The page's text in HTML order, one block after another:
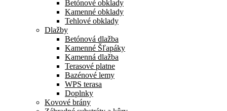
Betónové obklady
Kamenné obklady
Tehlové obklady
Dlažby
Betónová dlažba
Kamenné Šľapáky
Kamenná dlažba
Terasové platne
Bazénové lemy
WPS terasa
Doplnky
Kovové brány